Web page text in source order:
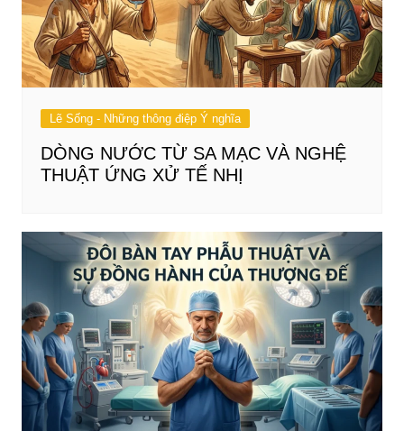
Lẽ Sống - Những thông điệp Ý nghĩa
DÒNG NƯỚC TỪ SA MẠC VÀ NGHỆ
THUẬT ỨNG XỬ TẾ NHỊ